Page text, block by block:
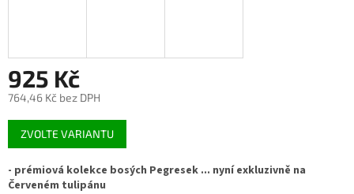
925 Kč
764,46 Kč bez DPH
Měrná
cena:
ZVOLTE VARIANTU
- prémiová kolekce bosých Pegresek ... nyní exkluzivně na
Červeném tulipánu